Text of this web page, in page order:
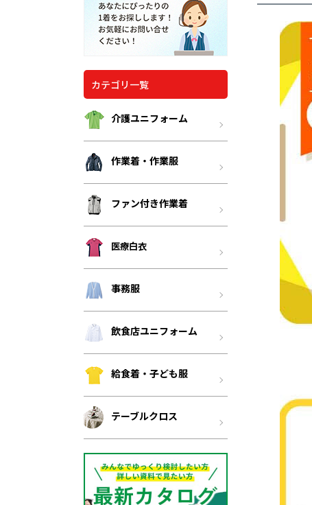
カテゴリ一覧
介護ユニフォーム
作業着・作業服
ファン付き作業着
医療白衣
事務服
飲食店ユニフォーム
給食着・子ども服
テーブルクロス